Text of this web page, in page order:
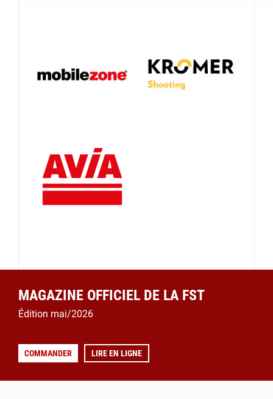
MAGAZINE OFFICIEL DE LA FST
Édition mai/2026
COMMANDER LIRE EN LIGNE